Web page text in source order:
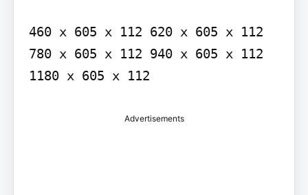
460 x 605 x 112 620 x 605 x 112
780 x 605 x 112 940 x 605 x 112
1180 x 605 x 112
Advertisements